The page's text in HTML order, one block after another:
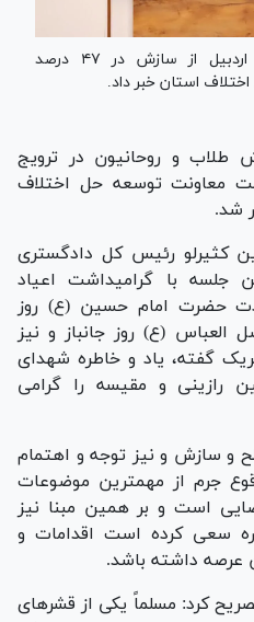
رئیس کل دادگستری استان اردبیل از سازش در ۴۷ درصد
استان خبر داد.
و روحانیون در ترویج
معاونت توسعه حل اختلاف
شد.
کثیرلو رئیس کل دادگستری
جلسه با گرامیداشت اعیاد
حضرت امام حسین (ع) روز
العباس (ع) روز جانباز و نیز
گفته، یاد و خاطره شهدای
رازینی و مقیسه را گرامی
و سازش و نیز توجه و اهتمام
جرم از مهمترین موضوعات
است و بر همین مبنا نیز
سعی کرده است اقدامات و
عرصه داشته باشد.
کرد: مسلماً یکی از قشر‌های